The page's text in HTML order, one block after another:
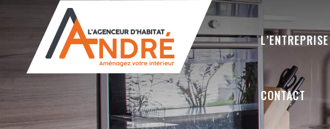
L’ENTREPRISE
CONTACT